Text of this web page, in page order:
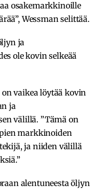
osakemarkkinoille
Wessman selittää.
ja
ole kovin selkeää
vaikea löytää kovin
ja
välillä. ”Tämä on
markkinoiden
ja niiden välillä
alentuneesta öljyn